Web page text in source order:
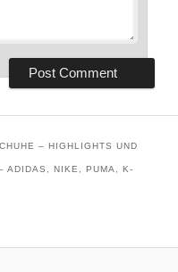
– HIGHLIGHTS UND
ADIDAS, NIKE, PUMA, K-